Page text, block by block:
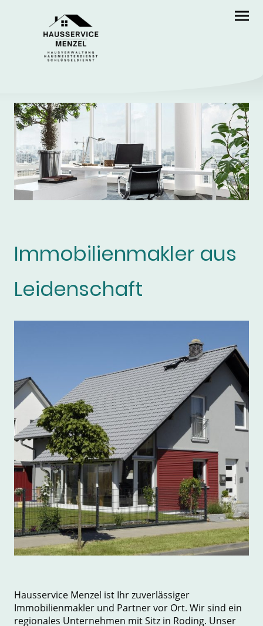
Immobilienmakler aus
Leidenschaft
Hausservice Menzel ist Ihr zuverlässiger
Immobilienmakler und Partner vor Ort. Wir sind ein
regionales Unternehmen mit Sitz in Roding. Unser